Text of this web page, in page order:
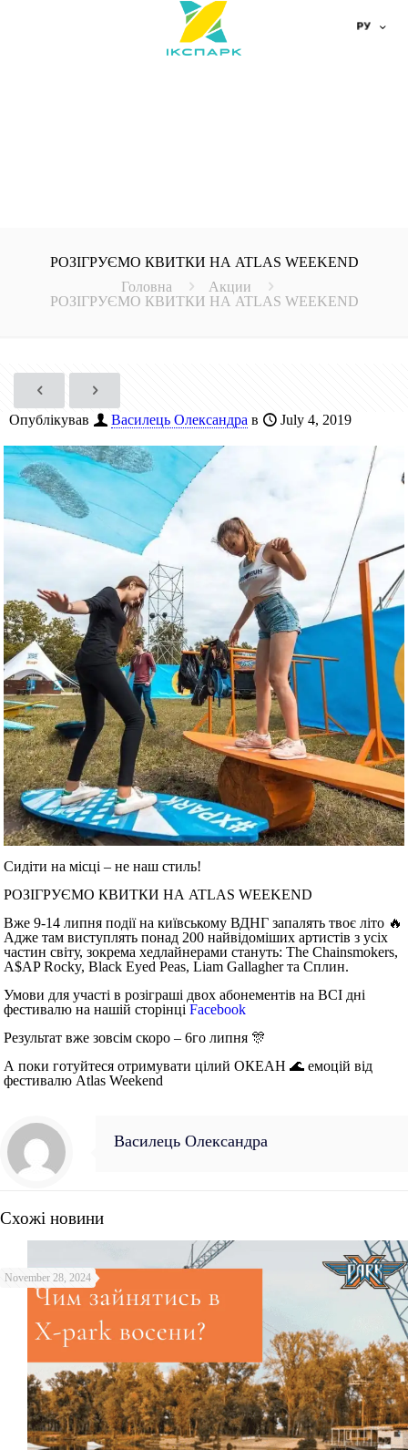
РОЗІГРУЄМО КВИТКИ НА ATLAS WEEKEND
Головна
Акции
РОЗІГРУЄМО КВИТКИ НА ATLAS WEEKEND
Опублікував Василець Олександра в July 4, 2019
Сидіти на місці – не наш стиль!
РОЗІГРУЄМО КВИТКИ НА ATLAS WEEKEND ⠀
Вже 9-14 липня події на київському ВДНГ запалять твоє літо 🔥
Адже там виступлять понад 200 найвідоміших артистів з усіх
частин світу, зокрема хедлайнерами стануть: The Chainsmokers,
A$AP Rocky, Black Eyed Peas, Liam Gallagher та Сплин. ⠀
Умови для участі в розіграші двох абонементів на ВСІ дні
фестивалю на нашій сторінціFacebook
Результат вже зовсім скоро – 6го липня 🎊
А поки готуйтеся отримувати цілий ОКЕАН 🌊 емоцій від
фестивалю Atlas Weekend
Василець Олександра
Схожі новини
November 28, 2024